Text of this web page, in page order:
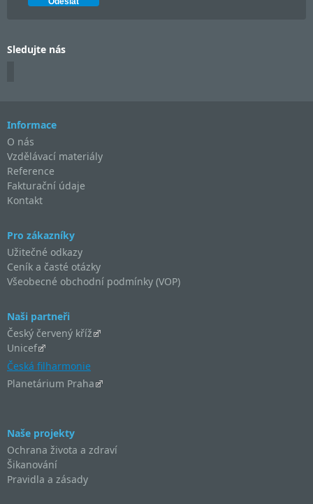
Sledujte nás
Informace
O nás
Vzdělávací materiály
Reference
Fakturační údaje
Kontakt
Pro zákazníky
Užitečné odkazy
Ceník a časté otázky
Všeobecné obchodní podmínky (VOP)
Naši partneři
Český červený kříž
Unicef
Česká filharmonie
Planetárium Praha
Naše projekty
Ochrana života a zdraví
Šikanování
Pravidla a zásady